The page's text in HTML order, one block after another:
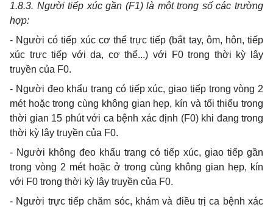
1.8.3. Người tiếp xúc gần (F1) là một trong số các trường
hợp:
- Người có tiếp xúc cơ thể trực tiếp (bắt tay, ôm, hôn, tiếp
xúc trực tiếp với da, cơ thể...) với F0 trong thời kỳ lây
truyền của F0.
- Người đeo khẩu trang có tiếp xúc, giao tiếp trong vòng 2
mét hoặc trong cùng không gian hẹp, kín và tối thiểu trong
thời gian 15 phút với ca bệnh xác định (F0) khi đang trong
thời kỳ lây truyền của F0.
- Người không đeo khẩu trang có tiếp xúc, giao tiếp gần
trong vòng 2 mét hoặc ở trong cùng không gian hẹp, kín
với F0 trong thời kỳ lây truyền của F0.
- Người trực tiếp chăm sóc, khám và điều trị ca bệnh xác